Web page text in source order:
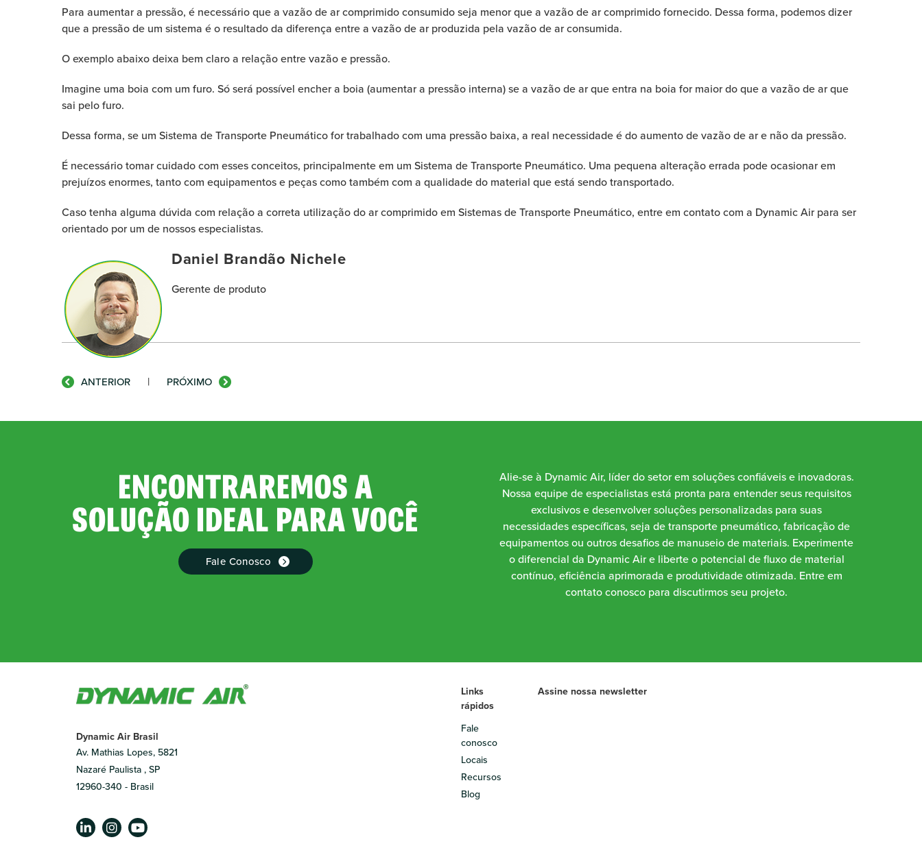
Para aumentar a pressão, é necessário que a vazão de ar comprimido consumido seja menor que a vazão de ar comprimido fornecido. Dessa forma, podemos dizer
que a pressão de um sistema é o resultado da diferença entre a vazão de ar produzida pela vazão de ar consumida.
O exemplo abaixo deixa bem claro a relação entre vazão e pressão.
Imagine uma boia com um furo. Só será possível encher a boia (aumentar a pressão interna) se a vazão de ar que entra na boia for maior do que a vazão de ar que
sai pelo furo.
Dessa forma, se um Sistema de Transporte Pneumático for trabalhado com uma pressão baixa, a real necessidade é do aumento de vazão de ar e não da pressão.
É necessário tomar cuidado com esses conceitos, principalmente em um Sistema de Transporte Pneumático. Uma pequena alteração errada pode ocasionar em
prejuízos enormes, tanto com equipamentos e peças como também com a qualidade do material que está sendo transportado.
Caso tenha alguma dúvida com relação a correta utilização do ar comprimido em Sistemas de Transporte Pneumático, entre em contato com a Dynamic Air para ser
orientado por um de nossos especialistas.
Daniel Brandão Nichele
Gerente de produto
ANTERIOR | PRÓXIMO
ENCONTRAREMOS A
SOLUÇÃO IDEAL PARA VOCÊ
Fale Conosco
Alie-se à Dynamic Air, líder do setor em soluções confiáveis e inovadoras.
Nossa equipe de especialistas está pronta para entender seus requisitos
exclusivos e desenvolver soluções personalizadas para suas
necessidades específicas, seja de transporte pneumático, fabricação de
equipamentos ou outros desafios de manuseio de materiais. Experimente
o diferencial da Dynamic Air e liberte o potencial de fluxo de material
contínuo, eficiência aprimorada e produtividade otimizada. Entre em
contato conosco para discutirmos seu projeto.
Dynamic Air Brasil
Av. Mathias Lopes, 5821
Nazaré Paulista , SP
12960-340 - Brasil
Links
rápidos
Fale
conosco
Locais
Recursos
Blog
Assine nossa newsletter